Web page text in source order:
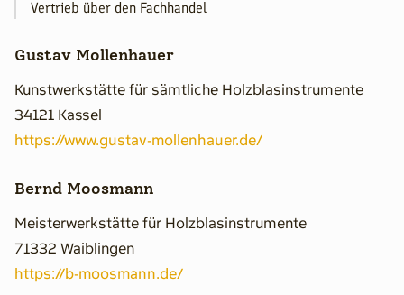
Vertrieb über den Fachhandel
Gustav Mollenhauer
Kunstwerkstätte für sämtliche Holzblasinstrumente
34121 Kassel
https://www.gustav-mollenhauer.de/
Bernd Moosmann
Meisterwerkstätte für Holzblasinstrumente
71332 Waiblingen
https://b-moosmann.de/